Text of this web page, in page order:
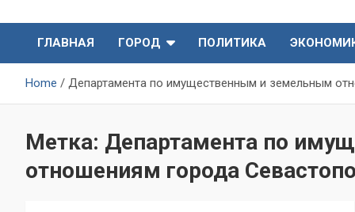
СевКор — Новости
Севастополя
Севастополя
ГЛАВНАЯ
ГОРОД ПОЛИТИКА
Home Департамента по имущественным и земельным
Метка: Департамента по
отношениям города